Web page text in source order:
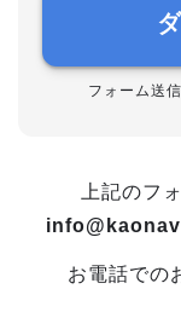
フォーム送
上記のフ
お電話での